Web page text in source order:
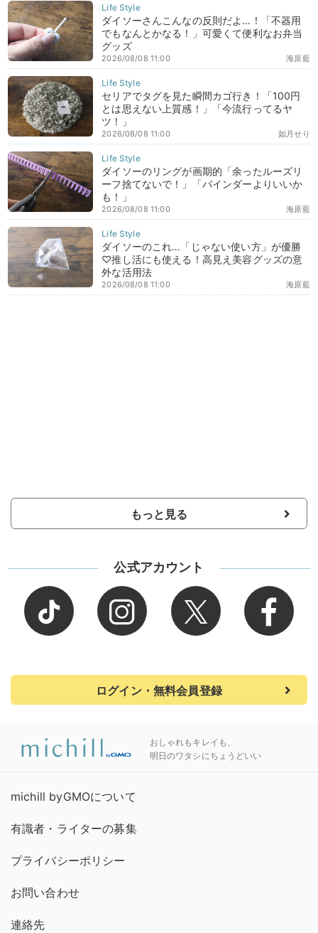
ダイソーさんこんなの反則だよ…！「不器用
でもなんとかなる！」可愛くて便利なお弁当
グッズ
海原藍
2026/08/08 11:00
セリアでタグを見た瞬間カゴ行き！「100円
とは思えない上質感！」「今流行ってるヤ
ツ！」
如月せり
2026/08/08 11:00
ダイソーのリングが画期的「余ったルーズリ
ーフ捨てないで！」「バインダーよりいいか
も！」
海原藍
2026/08/08 11:00
ダイソーのこれ…「じゃない使い方」が優勝
♡推し活にも使える！高見え美容グッズの意
外な活用法
海原藍
2026/08/08 11:00
もっと見る
公式アカウント
ログイン・無料会員登録
おしゃれもキレイも、
明日のワタシにちょうどいい
michill byGMOについて
有識者・ライターの募集
プライバシーポリシー
お問い合わせ
連絡先